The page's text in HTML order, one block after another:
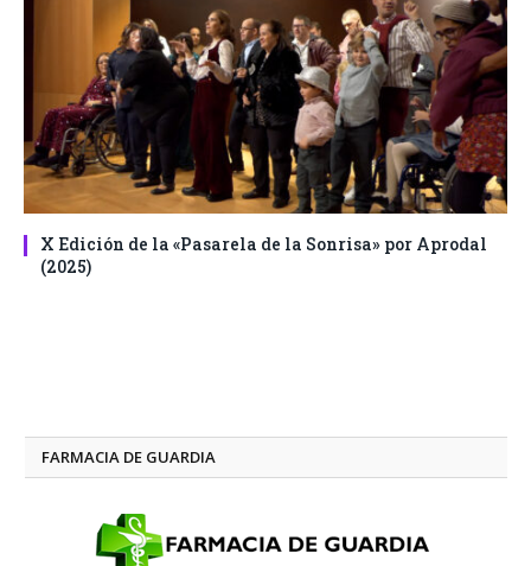
X Edición de la «Pasarela de la Sonrisa» por Aprodal
(2025)
FARMACIA DE GUARDIA